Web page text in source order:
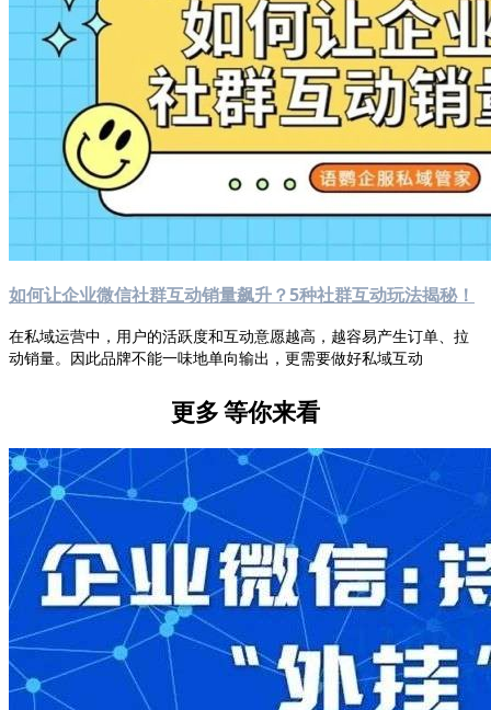
如何让企业微信社群互动销量飙升？5种社群互动玩法揭秘！
在私域运营中，用户的活跃度和互动意愿越高，越容易产生订单、拉
动销量。因此品牌不能一味地单向输出，更需要做好私域互动
更多等你来看